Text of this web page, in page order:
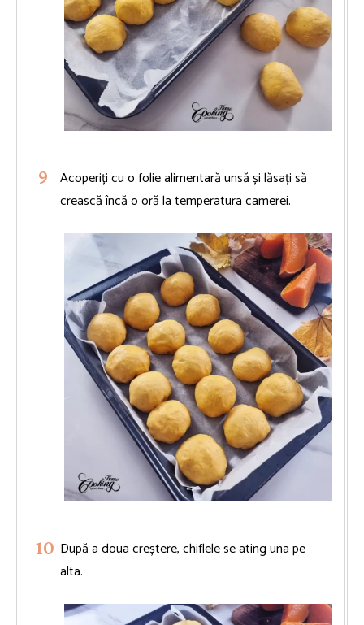
Acoperiți cu o folie alimentară unsă și lăsați să
crească încă o oră la temperatura camerei.
După a doua creștere, chiflele se ating una pe
alta.